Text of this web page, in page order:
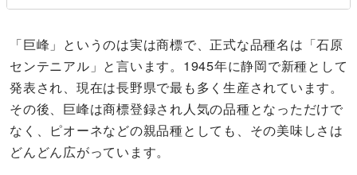
「巨峰」というのは実は商標で、正式な品種名は「石原
センテニアル」と言います。1945年に静岡で新種として
発表され、現在は長野県で最も多く生産されています。
その後、巨峰は商標登録され人気の品種となっただけで
なく、ピオーネなどの親品種としても、その美味しさは
どんどん広がっています。